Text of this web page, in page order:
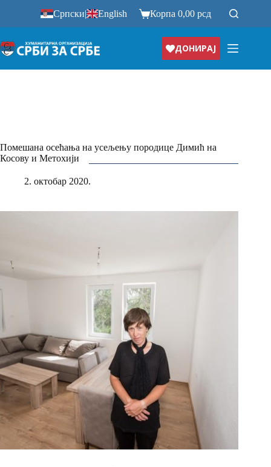
Српски| English Корпа0,00рсд
ДОНИРАЈ
Помешана осећања на усељењу породице Димић на
Косову и Метохији
2. октобар 2020.